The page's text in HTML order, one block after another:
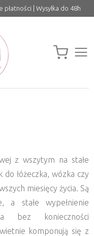
| Wysyłka do 48h
z wszytym na stałe
łóżeczka, wózka czy
miesięcy życia. Są
a stałe wypełnienie
bez konieczności
komponują się z